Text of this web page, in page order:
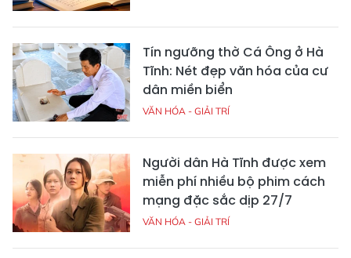
Tín ngưỡng thờ Cá Ông ở Hà
Tĩnh: Nét đẹp văn hóa của cư
dân miền biển
VĂN HÓA - GIẢI TRÍ
Người dân Hà Tĩnh được xem
miễn phí nhiều bộ phim cách
mạng đặc sắc dịp 27/7
VĂN HÓA - GIẢI TRÍ